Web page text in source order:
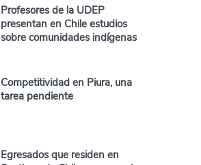
Profesores de la UDEP
presentan en Chile estudios
sobre comunidades indígenas
Competitividad en Piura, una
tarea pendiente
Egresados que residen en